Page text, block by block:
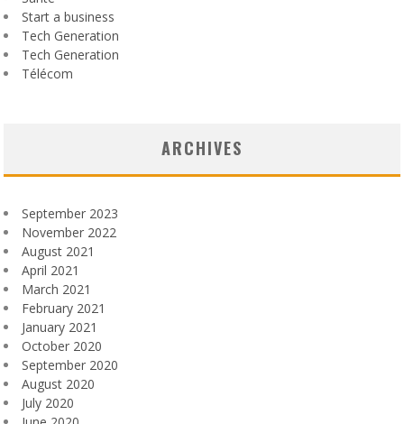
Start a business
Tech Generation
Tech Generation
Télécom
ARCHIVES
September 2023
November 2022
August 2021
April 2021
March 2021
February 2021
January 2021
October 2020
September 2020
August 2020
July 2020